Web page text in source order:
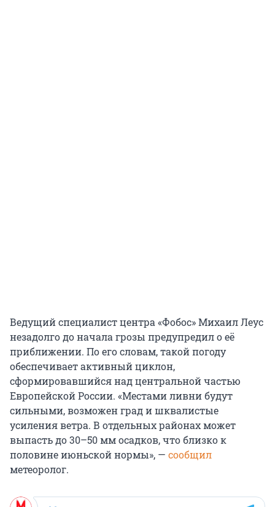
Ведущий специалист центра «Фобос» Михаил Леус
незадолго до начала грозы предупредил о её
приближении. По его словам, такой погоду
обеспечивает активный циклон,
сформировавшийся над центральной частью
Европейской России. «Местами ливни будут
сильными, возможен град и шквалистые
усиления ветра. В отдельных районах может
выпасть до 30–50 мм осадков, что близко к
половине июньской нормы», — сообщил
метеоролог.